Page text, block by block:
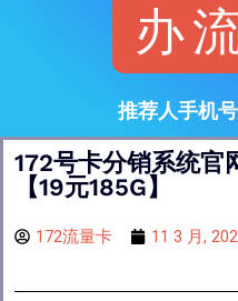
办
推荐人手机
172号卡分销系统官
【19元185G】
172流量卡 11 3 月,